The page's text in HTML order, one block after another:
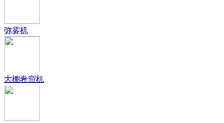
弥雾机
大棚卷帘机